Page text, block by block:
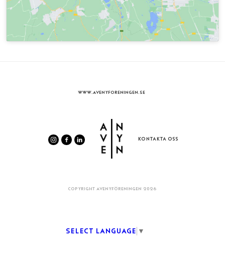
WWW.AVENYFORENINGEN.SE
KONTAKTA OSS
COPYRIGHT AVENYFÖRENINGEN 2026
Select Language ▼